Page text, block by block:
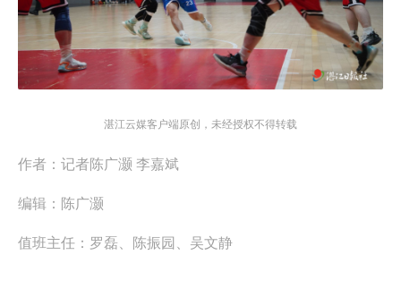
湛江云媒客户端原创，未经授权不得转载
作者： 记者陈广灏 李嘉斌
编辑： 陈广灏
值班主任： 罗磊、陈振园、吴文静